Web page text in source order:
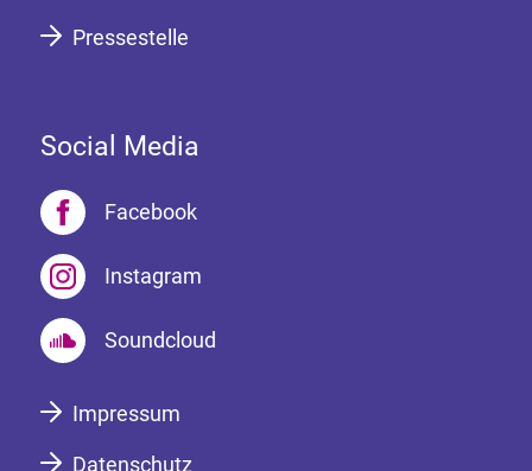
Pressestelle
Social Media
Facebook
Instagram
Soundcloud
Impressum
Datenschutz